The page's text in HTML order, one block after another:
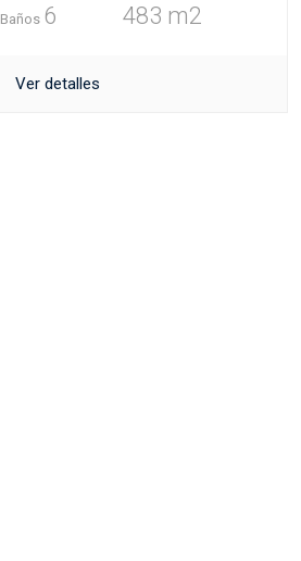
Baños 6 483 m2
Ver detalles